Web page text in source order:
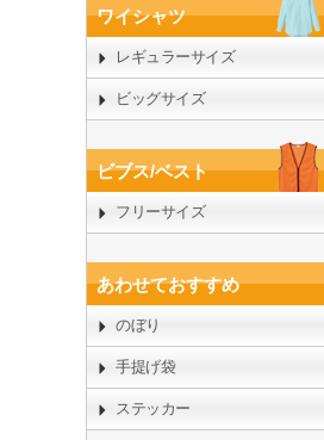
ワイシャツ
レギュラーサイズ
ビッグサイズ
ビブス/ベスト
フリーサイズ
あわせておすすめ
のぼり
手提げ袋
ステッカー